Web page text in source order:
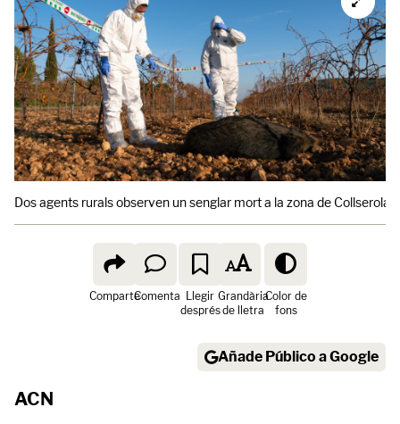
Dos agents rurals observen un senglar mort a la zona de Collserola,
ComparteComenta Llegir
després
Grandària
de lletra
Color de
fons
Añade Público a Google
ACN